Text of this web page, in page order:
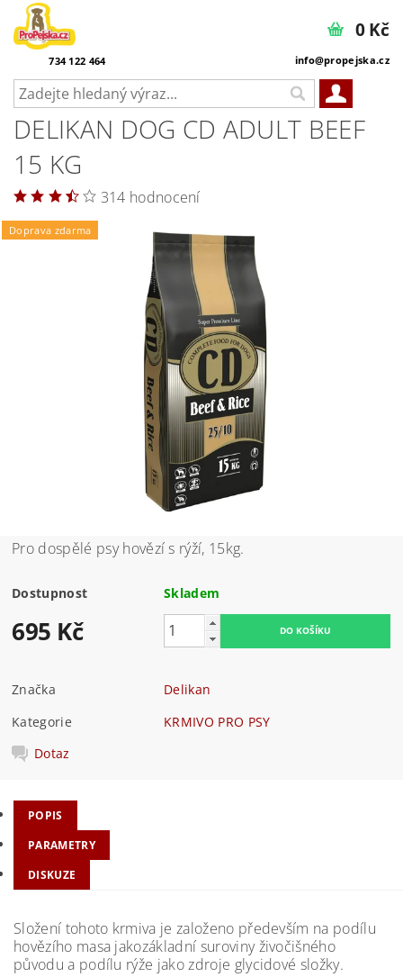
734 122 464 info@propejska.cz
0 Kč
DELIKAN DOG CD ADULT BEEF
15 KG
314 hodnocení
Doprava zdarma
Pro dospělé psy hovězí s rýží, 15kg.
Dostupnost Skladem
695 Kč
Značka
Delikan
Kategorie
KRMIVO PRO PSY
Dotaz
POPIS
PARAMETRY
DISKUZE
Složení tohoto krmiva je založeno především na podílu
hovězího masa jakozákladní suroviny živočišného
původu a podílu rýže jako zdroje glycidové složky.